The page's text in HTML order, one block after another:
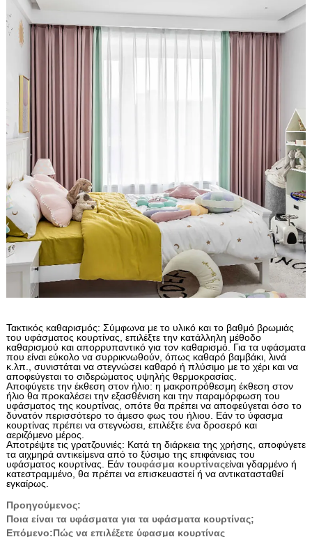
Τακτικός καθαρισμός: Σύμφωνα με το υλικό και το βαθμό βρωμιάς
του υφάσματος κουρτίνας, επιλέξτε την κατάλληλη μέθοδο
καθαρισμού και απορρυπαντικό για τον καθαρισμό. Για τα υφάσματα
που είναι εύκολο να συρρικνωθούν, όπως καθαρό βαμβάκι, λινά
κ.λπ., συνιστάται να στεγνώσει καθαρό ή πλύσιμο με το χέρι και να
αποφεύγεται το σιδερώματος υψηλής θερμοκρασίας.
Αποφύγετε την έκθεση στον ήλιο: η μακροπρόθεσμη έκθεση στον
ήλιο θα προκαλέσει την εξασθένιση και την παραμόρφωση του
υφάσματος της κουρτίνας, οπότε θα πρέπει να αποφεύγεται όσο το
δυνατόν περισσότερο το άμεσο φως του ήλιου. Εάν το ύφασμα
κουρτίνας πρέπει να στεγνώσει, επιλέξτε ένα δροσερό και
αεριζόμενο μέρος.
Αποτρέψτε τις γρατζουνιές: Κατά τη διάρκεια της χρήσης, αποφύγετε
τα αιχμηρά αντικείμενα από το ξύσιμο της επιφάνειας του
υφάσματος κουρτίνας. Εάν τουφάσμα κουρτίναςείναι γδαρμένο ή
κατεστραμμένο, θα πρέπει να επισκευαστεί ή να αντικατασταθεί
εγκαίρως.
Προηγούμενος:
Ποια είναι τα υφάσματα για τα υφάσματα κουρτίνας;
Επόμενο:Πώς να επιλέξετε ύφασμα κουρτίνας